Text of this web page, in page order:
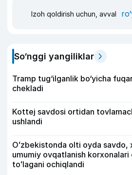
Izoh qoldirish uchun, avval
So‘nggi yangiliklar
Tramp tug‘ilganlik bo‘yicha
chekladi
Kottej savdosi ortidan
ushlandi
Oʻzbekistonda olti oyda savdo,
umumiy ovqatlanish korxonalari
toʻlagani ochiqlandi